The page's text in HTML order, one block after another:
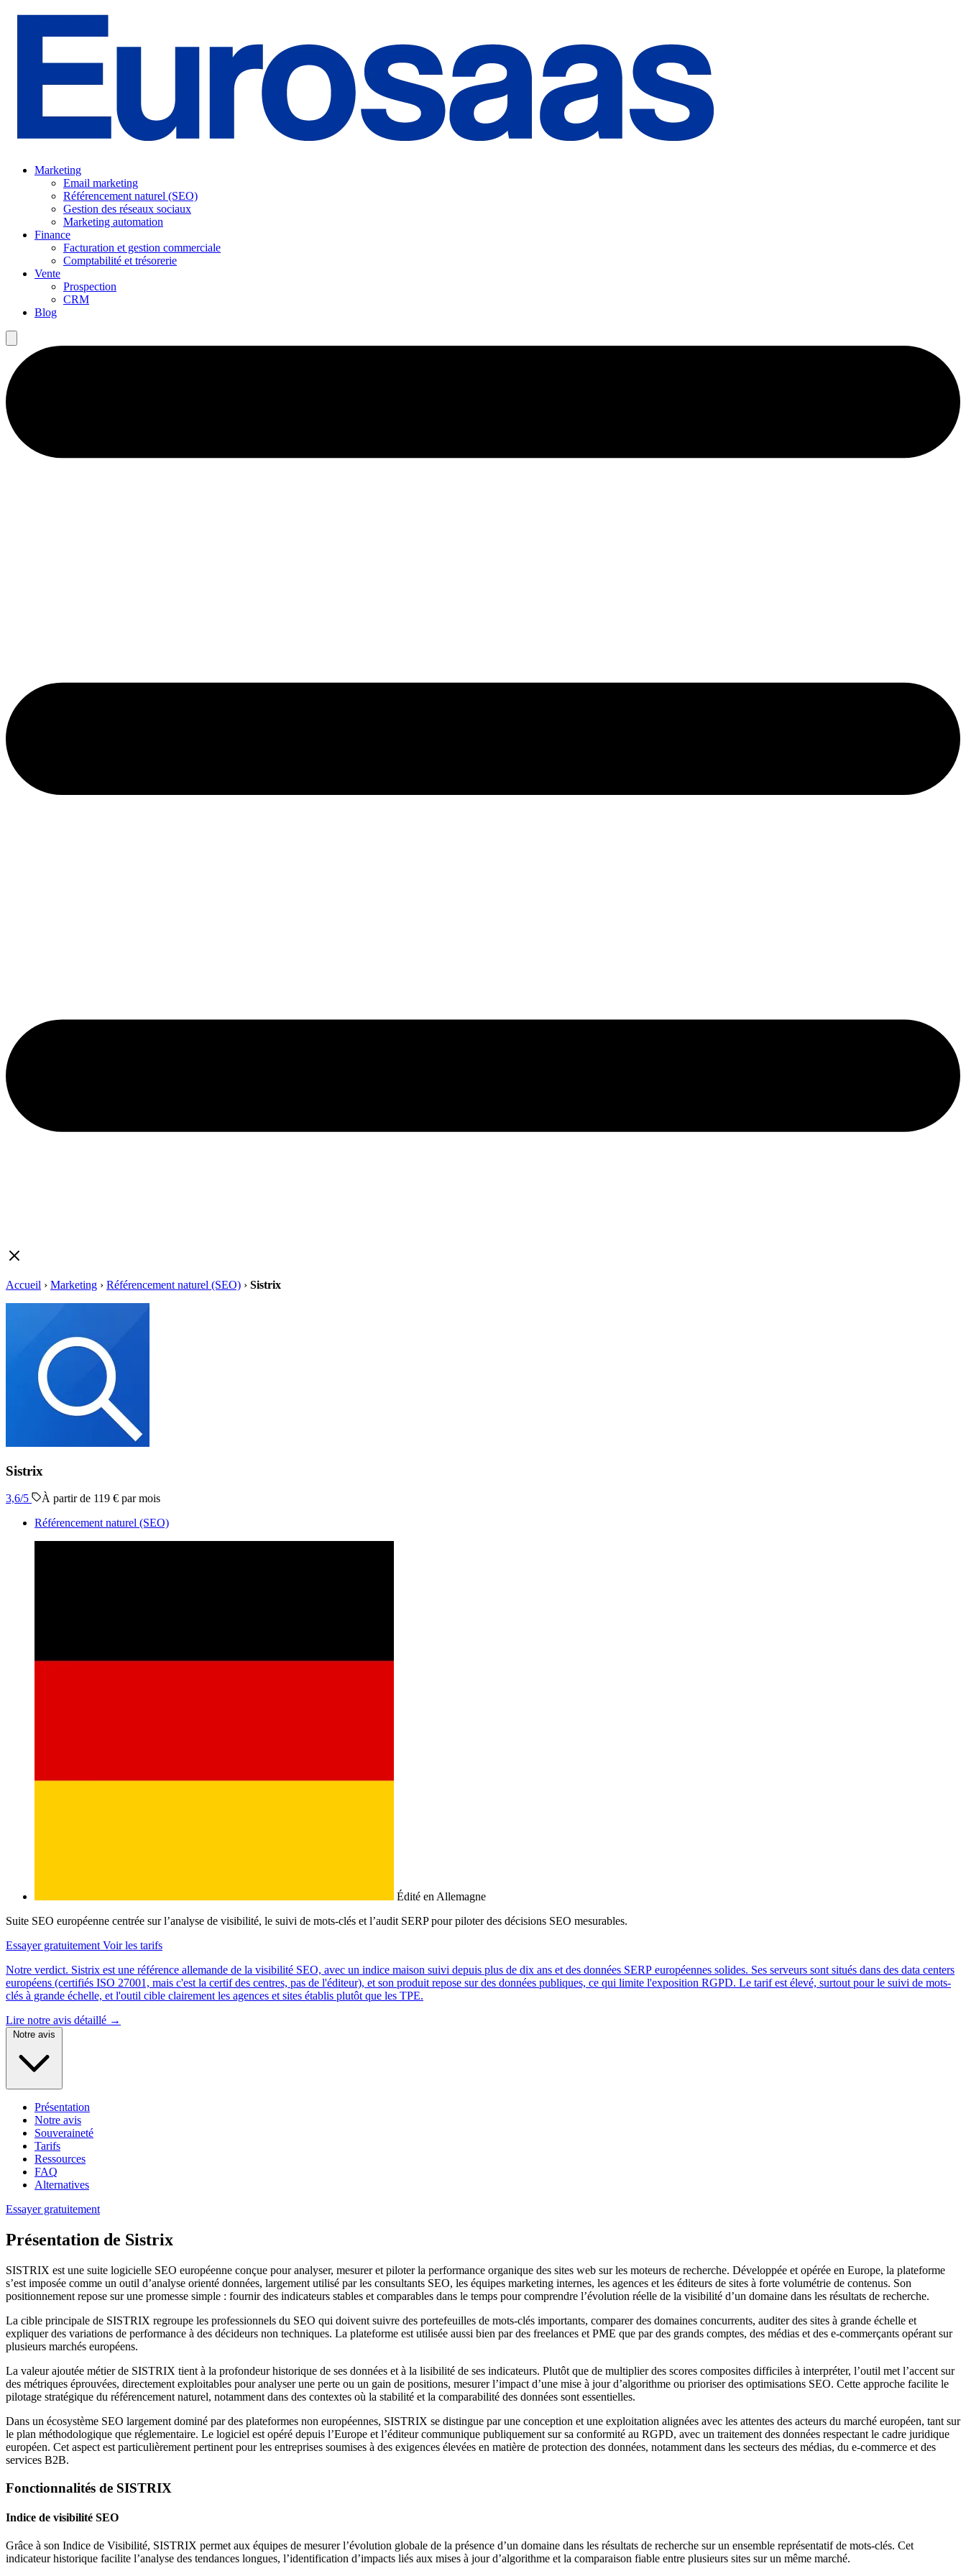
Marketing
Email marketing
Référencement naturel (SEO)
Gestion des réseaux sociaux
Marketing automation
Finance
Facturation et gestion commerciale
Comptabilité et trésorerie
Vente
Prospection
CRM
Blog
Accueil › Marketing › Référencement naturel (SEO) › Sistrix
Sistrix
3,6/5
À partir de 119 € par mois
Référencement naturel (SEO)
Édité en Allemagne
Suite SEO européenne centrée sur l’analyse de visibilité, le suivi de mots-clés et l’audit SERP pour piloter des décisions SEO mesurables.
Essayer gratuitement Voir les tarifs
Notre verdict. Sistrix est une référence allemande de la visibilité SEO, avec un indice maison suivi depuis plus de dix ans et des données SERP européennes solides. Ses serveurs sont situés dans des data centers
européens (certifiés ISO 27001, mais c'est la certif des centres, pas de l'éditeur), et son produit repose sur des données publiques, ce qui limite l'exposition RGPD. Le tarif est élevé, surtout pour le suivi de mots-
clés à grande échelle, et l'outil cible clairement les agences et sites établis plutôt que les TPE.
Lire notre avis détaillé →
Notre avis
Présentation
Notre avis
Souveraineté
Tarifs
Ressources
FAQ
Alternatives
Essayer gratuitement
Présentation de Sistrix
SISTRIX est une suite logicielle SEO européenne conçue pour analyser, mesurer et piloter la performance organique des sites web sur les moteurs de recherche. Développée et opérée en Europe, la plateforme
s’est imposée comme un outil d’analyse orienté données, largement utilisé par les consultants SEO, les équipes marketing internes, les agences et les éditeurs de sites à forte volumétrie de contenus. Son
positionnement repose sur une promesse simple : fournir des indicateurs stables et comparables dans le temps pour comprendre l’évolution réelle de la visibilité d’un domaine dans les résultats de recherche.
La cible principale de SISTRIX regroupe les professionnels du SEO qui doivent suivre des portefeuilles de mots-clés importants, comparer des domaines concurrents, auditer des sites à grande échelle et
expliquer des variations de performance à des décideurs non techniques. La plateforme est utilisée aussi bien par des freelances et PME que par des grands comptes, des médias et des e-commerçants opérant sur
plusieurs marchés européens.
La valeur ajoutée métier de SISTRIX tient à la profondeur historique de ses données et à la lisibilité de ses indicateurs. Plutôt que de multiplier des scores composites difficiles à interpréter, l’outil met l’accent sur
des métriques éprouvées, directement exploitables pour analyser une perte ou un gain de positions, mesurer l’impact d’une mise à jour d’algorithme ou prioriser des optimisations SEO. Cette approche facilite le
pilotage stratégique du référencement naturel, notamment dans des contextes où la stabilité et la comparabilité des données sont essentielles.
Dans un écosystème SEO largement dominé par des plateformes non européennes, SISTRIX se distingue par une conception et une exploitation alignées avec les attentes des acteurs du marché européen, tant sur
le plan méthodologique que réglementaire. Le logiciel est opéré depuis l’Europe et l’éditeur communique publiquement sur sa conformité au RGPD, avec un traitement des données respectant le cadre juridique
européen. Cet aspect est particulièrement pertinent pour les entreprises soumises à des exigences élevées en matière de protection des données, notamment dans les secteurs des médias, du e-commerce et des
services B2B.
Fonctionnalités de SISTRIX
Indice de visibilité SEO
Grâce à son Indice de Visibilité, SISTRIX permet aux équipes de mesurer l’évolution globale de la présence d’un domaine dans les résultats de recherche sur un ensemble représentatif de mots-clés. Cet
indicateur historique facilite l’analyse des tendances longues, l’identification d’impacts liés aux mises à jour d’algorithme et la comparaison fiable entre plusieurs sites sur un même marché.